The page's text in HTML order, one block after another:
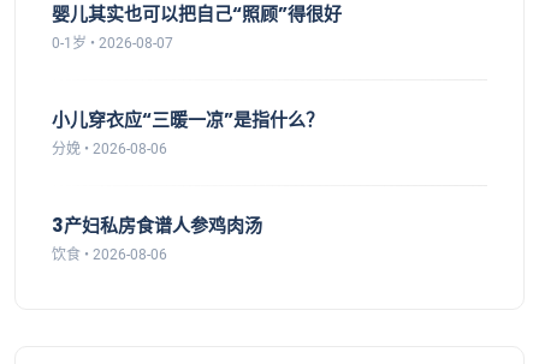
婴儿其实也可以把自己“照顾”得很好
0-1岁 • 2026-08-07
小儿穿衣应“三暖一凉”是指什么？
分娩 • 2026-08-06
3产妇私房食谱人参鸡肉汤
饮食 • 2026-08-06